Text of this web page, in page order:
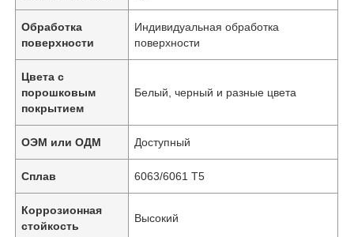
Обработка
поверхности
Индивидуальная обработка
поверхности
Цвета с
порошковым
покрытием
Белый, черный и разные цвета
ОЭМ или ОДМ Доступный
Сплав 6063/6061 Т5
Коррозионная
стойкость
Высокий